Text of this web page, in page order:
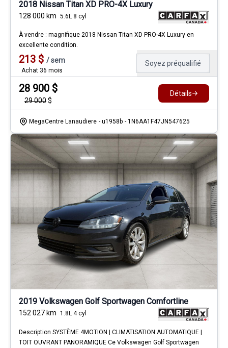
2018 Nissan Titan XD PRO-4X Luxury
128 000 km 5.6L 8 cyl
À vendre : magnifique 2018 Nissan Titan XD PRO-4X Luxury en
excellente condition.
213 $ /sem
Achat 36 mois
Soyez préqualifié
28 900 $
29 000$
Détails
MegaCentre Lanaudiere - u1958b - 1N6AA1F47JN547625
2019 Volkswagen Golf Sportwagen Comfortline
152 027 km 1.8L 4 cyl
Description SYSTÈME 4MOTION | CLIMATISATION AUTOMATIQUE |
TOIT OUVRANT PANORAMIQUE Ce Volkswagen Golf Sportwagen